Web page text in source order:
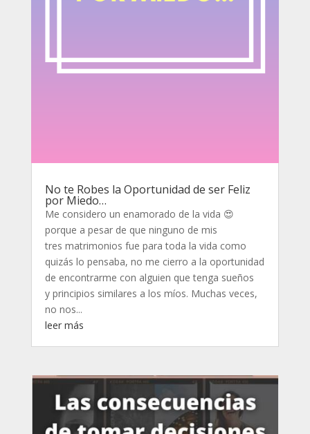
No te Robes la Oportunidad de ser Feliz
por Miedo…
Me considero un enamorado de la vida 😍
porque a pesar de que ninguno de mis
tres matrimonios fue para toda la vida como
quizás lo pensaba, no me cierro a la oportunidad
de encontrarme con alguien que tenga sueños
y principios similares a los míos. Muchas veces,
no nos...
leer más